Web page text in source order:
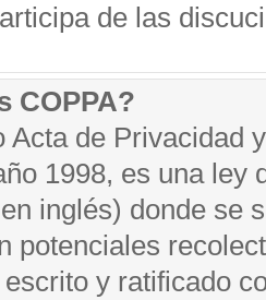
de las
COPPA?
Acta de Privacidad
1998, es una ley
inglés) donde se
potenciales
y ratificado